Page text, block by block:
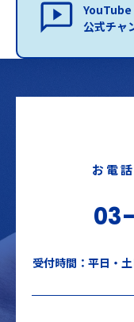
YouTube
公式チャ
お電
受付時間：平日・